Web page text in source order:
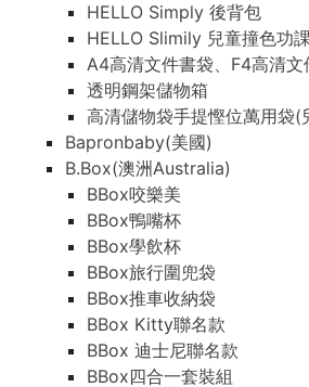
HELLO Simply 後背包
HELLO Slimily 兒童撞色功
A4高清文件書袋、F4高清文
透明鋼架儲物箱
高清儲物袋手提慳位萬用袋(
Bapronbaby(美國)
B.Box(澳洲Australia)
BBox咬樂美
BBox鴨嘴杯
BBox學飲杯
BBox旅行圍兜袋
BBox推車收納袋
BBox Kitty聯名款
BBox 迪士尼聯名款
BBox四合一套裝組